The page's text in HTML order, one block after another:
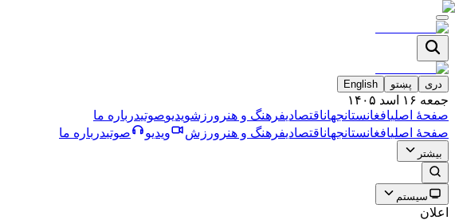
دری پښتو English
جمعه ۱۶ اسد ۱۴۰۵
صفحۀ اصلیافغانستانجهاناقتصادیفرهنگ و هنر ورزشویدیوصوتیدرباره ما
صفحۀ اصلیافغانستانجهاناقتصادیفرهنگ و هنر ورزش ویدیو صوتیدرباره ما
بیشتر
سیستم
اعلان